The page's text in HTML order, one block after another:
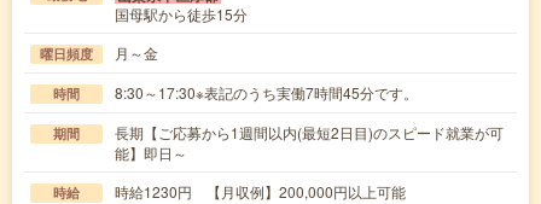
国母駅から徒歩15分
曜日頻度 月～金
時間 8:30～17:30※表記のうち実働7時間45分です。
期間
長期【ご応募から1週間以内(最短2日目)のスピード就業が可
能】即日～
時給 時給1230円 【月収例】200,000円以上可能